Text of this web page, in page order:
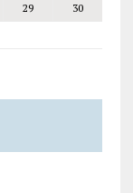
29
30